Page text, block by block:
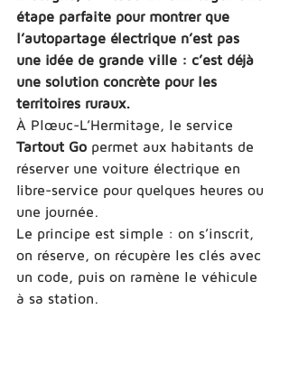
étape parfaite pour montrer que
l’autopartage électrique n’est pas
une idée de grande ville : c’est déjà
une solution concrète pour les
territoires ruraux.
À Plœuc-L’Hermitage, le service
Tartout Go permet aux habitants de
réserver une voiture électrique en
libre-service pour quelques heures ou
une journée.
Le principe est simple : on s’inscrit,
on réserve, on récupère les clés avec
un code, puis on ramène le véhicule
à sa station.